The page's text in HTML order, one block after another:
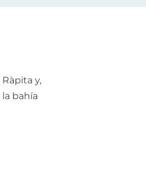
y,
bahía